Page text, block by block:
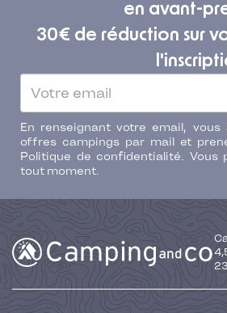
en avant-
30€ de réduction sur
En renseignant votre email,
offres campings par mail et
Politique de confidentialité. Vous
tout moment.